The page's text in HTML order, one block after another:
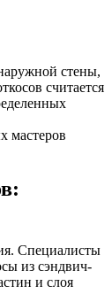
стены,
считается
мастеров
Специалисты
из сэндвич-
и слоя